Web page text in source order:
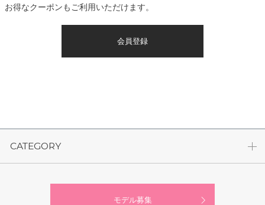
お得なクーポンもご利用いただけます。
会員登録
CATEGORY
モデル募集